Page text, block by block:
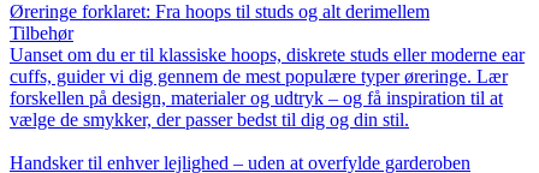
Øreringe forklaret: Fra hoops til studs og alt derimellem
Tilbehør
Uanset om du er til klassiske hoops, diskrete studs eller moderne ear
cuffs, guider vi dig gennem de mest populære typer øreringe. Lær
forskellen på design, materialer og udtryk – og få inspiration til at
vælge de smykker, der passer bedst til dig og din stil.
Handsker til enhver lejlighed – uden at overfylde garderoben